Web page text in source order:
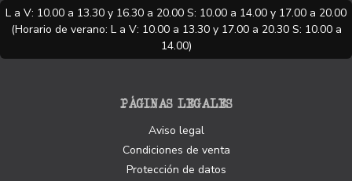
L a V: 10.00 a 13.30 y 16.30 a 20.00 S: 10.00 a 14.00 y 17.00 a 20.00
(Horario de verano: L a V: 10.00 a 13.30 y 17.00 a 20.30 S: 10.00 a
14.00)
PÁGINAS LEGALES
Aviso legal
Condiciones de venta
Protección de datos